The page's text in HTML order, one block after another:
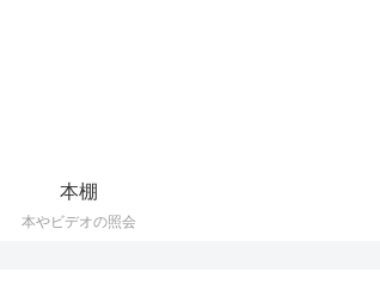
本棚
本やビデオの照会